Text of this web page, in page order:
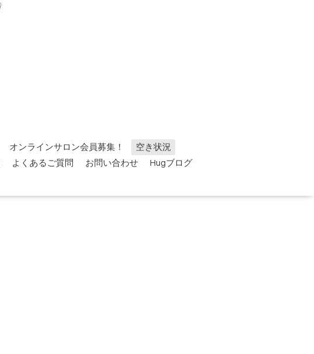
オンラインサロン会員募集！
空き状況
よくあるご質問 お問い合わせ
Hugブログ